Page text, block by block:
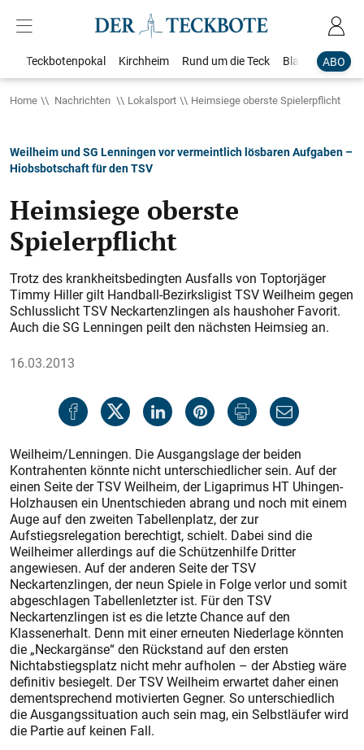
ABO
Teckbotenpokal Kirchheim Rund um die Teck Blaulicht
Home Nachrichten Lokalsport Heimsiege oberste Spielerpflicht
Weilheim und SG Lenningen vor vermeintlich lösbaren Aufgaben –
Hiobsbotschaft für den TSV
Heimsiege oberste
Spielerpflicht
Trotz des krankheitsbedingten Ausfalls von Toptorjäger
Timmy Hiller gilt Handball-Bezirksligist TSV Weilheim gegen
Schlusslicht TSV Neckartenzlingen als haushoher Favorit.
Auch die SG Lenningen peilt den nächsten Heimsieg an.
16.03.2013
Weilheim/Lenningen. Die Aus­gangs­lage der beiden
Kontrahenten könnte nicht unterschiedlicher sein. Auf der
einen Seite der TSV Weilheim, der Ligaprimus HT Uhingen-
Holzhausen ein Unentschieden abrang und noch mit einem
Auge auf den zweiten Tabellenplatz, der zur
Aufstiegsrelegation berechtigt, schielt. Dabei sind die
Weilheimer allerdings auf die Schützenhilfe Dritter
angewiesen. Auf der anderen Seite der TSV
Neckartenzlingen, der neun Spiele in Folge verlor und somit
abgeschlagen Tabellenletzter ist. Für den TSV
Neckartenzlingen ist es die letzte Chance auf den
Klassenerhalt. Denn mit einer erneuten Niederlage könnten
die „Neckargänse“ den Rückstand auf den ersten
Nichtabstiegsplatz nicht mehr aufholen – der Abstieg wäre
definitiv besiegelt. Der TSV Weilheim erwartet daher einen
dementsprechend motivierten Gegner. So unterschiedlich
die Ausgangssituation auch sein mag, ein Selbstläufer wird
die Partie auf keinen Fall.